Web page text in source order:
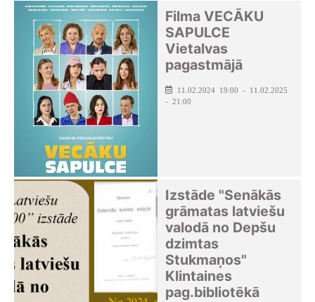
Filma VECĀKU
SAPULCE
Vietalvas
pagastmājā
11.02.2024 19:00 - 11.02.2025
- 21:00
Izstāde "Senākās
grāmatas latviešu
valodā no Depšu
dzimtas
Stukmaņos"
Klintaines
pag.bibliotēkā